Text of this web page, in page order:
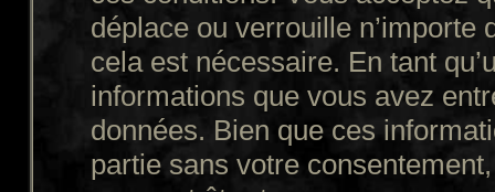
déplace ou verrouille
cela est nécessaire. En tant
informations que vous avez
données. Bien que ces
partie sans votre